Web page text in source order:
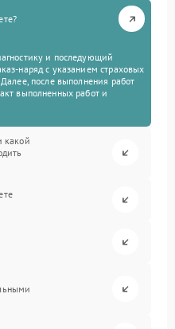
и последующий
наряд с указанием страховых
после выполнения работ
выполненных работ и
какой